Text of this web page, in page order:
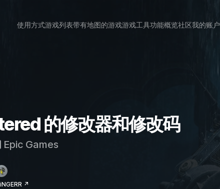
使用方式游戏列表带有地图的游戏游戏工具功能概览社区我的账户
的修改器和修改码
Epic Games
↗